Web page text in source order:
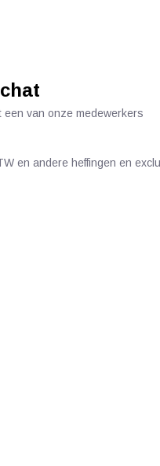
een van onze medewerkers
en andere heffingen en